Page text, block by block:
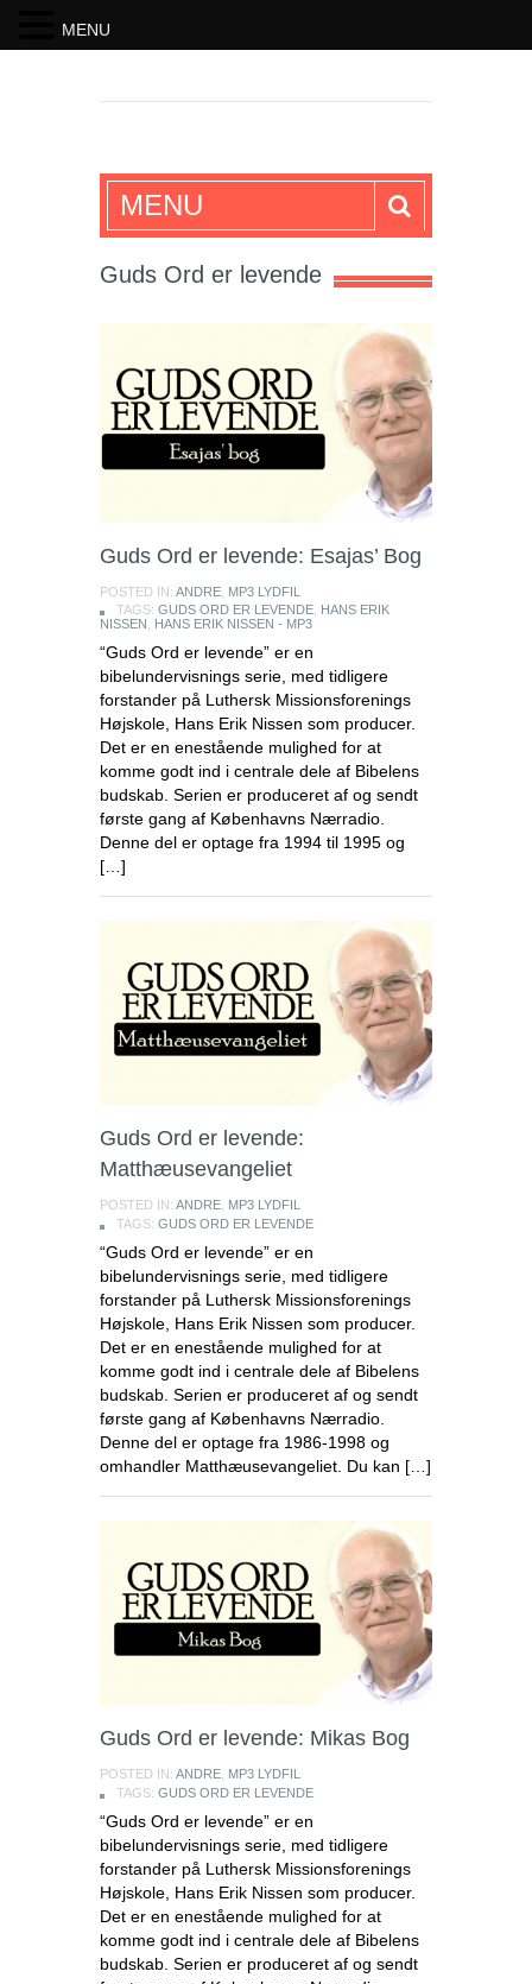
SKRIFTEN
MENU
Guds Ord er levende
Guds Ord er levende: Esajas’ Bog
POSTED IN: ANDRE MP3 LYDFIL
TAGS: GUDS ORD ER LEVENDE HANS ERIK
NISSEN
HANS ERIK NISSEN - MP3
“Guds Ord er levende” er en
bibelundervisnings serie, med tidligere
forstander på Luthersk Missionsforenings
Højskole, Hans Erik Nissen som producer.
Det er en enestående mulighed for at
komme godt ind i centrale dele af Bibelens
budskab. Serien er produceret af og sendt
første gang af Københavns Nærradio.
Denne del er optage fra 1994 til 1995 og
[…]
Guds Ord er levende:
Matthæusevangeliet
POSTED IN: ANDRE MP3 LYDFIL
TAGS: GUDS ORD ER LEVENDE
“Guds Ord er levende” er en
bibelundervisnings serie, med tidligere
forstander på Luthersk Missionsforenings
Højskole, Hans Erik Nissen som producer.
Det er en enestående mulighed for at
komme godt ind i centrale dele af Bibelens
budskab. Serien er produceret af og sendt
første gang af Københavns Nærradio.
Denne del er optage fra 1986-1998 og
omhandler Matthæusevangeliet. Du kan […]
Guds Ord er levende: Mikas Bog
POSTED IN: ANDRE, MP3 LYDFIL
TAGS: GUDS ORD ER LEVENDE
“Guds Ord er levende” er en
bibelundervisnings serie, med tidligere
forstander på Luthersk Missionsforenings
Højskole, Hans Erik Nissen som producer.
Det er en enestående mulighed for at
komme godt ind i centrale dele af Bibelens
budskab. Serien er produceret af og sendt
MENU